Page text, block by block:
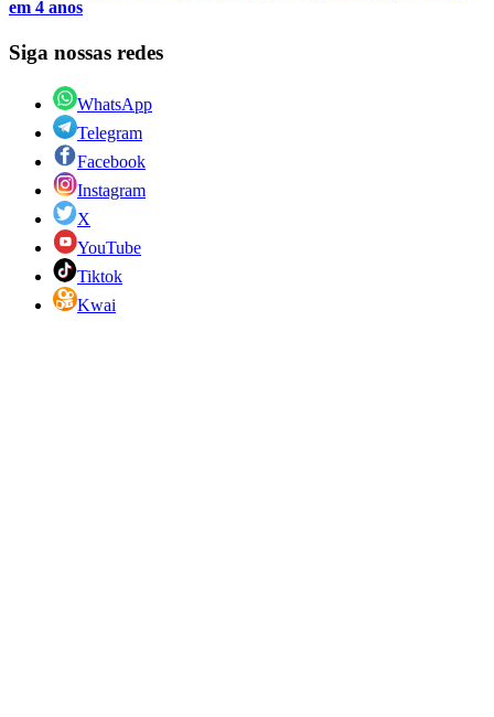
em 4 anos
Siga nossas redes
WhatsApp
Telegram
Facebook
Instagram
X
YouTube
Tiktok
Kwai